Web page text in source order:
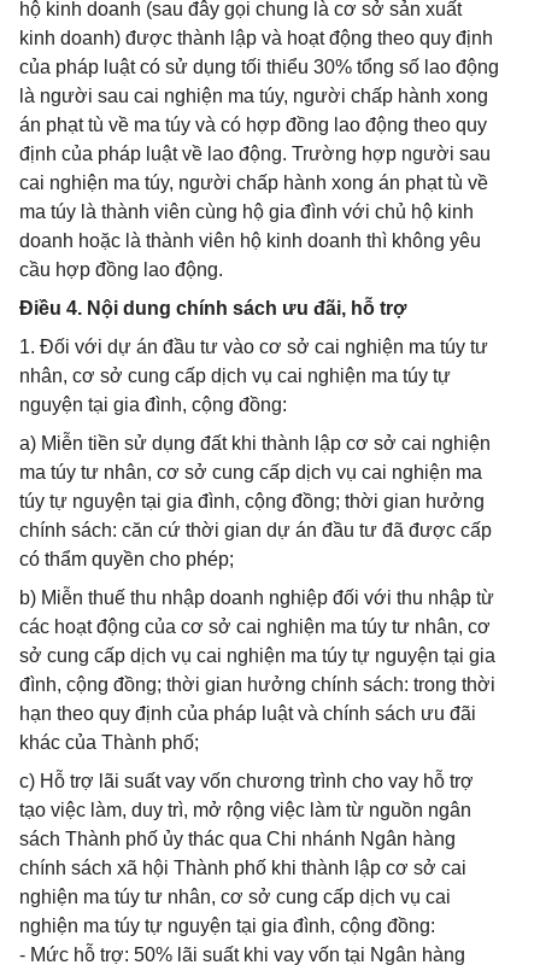
hộ kinh doanh (sau đây gọi chung là cơ sở sản xuất
kinh doanh) được thành lập và hoạt động theo quy định
của pháp luật có sử dụng tối thiểu 30% tổng số lao động
là người sau cai nghiện ma túy, người chấp hành xong
án phạt tù về ma túy và có hợp đồng lao động theo quy
định của pháp luật về lao động. Trường hợp người sau
cai nghiện ma túy, người chấp hành xong án phạt tù về
ma túy là thành viên cùng hộ gia đình với chủ hộ kinh
doanh hoặc là thành viên hộ kinh doanh thì không yêu
cầu hợp đồng lao động.
Điều 4. Nội dung chính sách ưu đãi, hỗ trợ
1. Đối với dự án đầu tư vào cơ sở cai nghiện ma túy tư
nhân, cơ sở cung cấp dịch vụ cai nghiện ma túy tự
nguyện tại gia đình, cộng đồng:
a) Miễn tiền sử dụng đất khi thành lập cơ sở cai nghiện
ma túy tư nhân, cơ sở cung cấp dịch vụ cai nghiện ma
túy tự nguyện tại gia đình, cộng đồng; thời gian hưởng
chính sách: căn cứ thời gian dự án đầu tư đã được cấp
có thẩm quyền cho phép;
b) Miễn thuế thu nhập doanh nghiệp đối với thu nhập từ
các hoạt động của cơ sở cai nghiện ma túy tư nhân, cơ
sở cung cấp dịch vụ cai nghiện ma túy tự nguyện tại gia
đình, cộng đồng; thời gian hưởng chính sách: trong thời
hạn theo quy định của pháp luật và chính sách ưu đãi
khác của Thành phố;
c) Hỗ trợ lãi suất vay vốn chương trình cho vay hỗ trợ
tạo việc làm, duy trì, mở rộng việc làm từ nguồn ngân
sách Thành phố ủy thác qua Chi nhánh Ngân hàng
chính sách xã hội Thành phố khi thành lập cơ sở cai
nghiện ma túy tư nhân, cơ sở cung cấp dịch vụ cai
nghiện ma túy tự nguyện tại gia đình, cộng đồng:
- Mức hỗ trợ: 50% lãi suất khi vay vốn tại Ngân hàng